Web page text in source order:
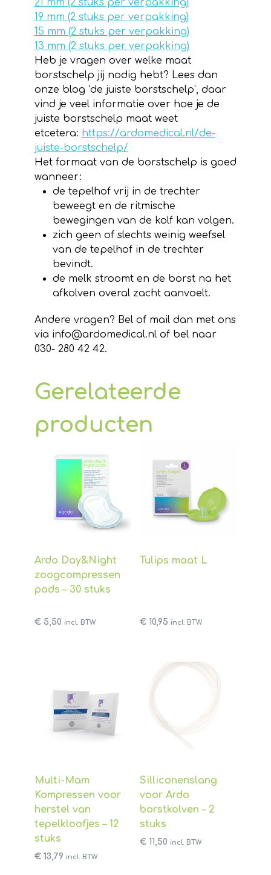
21 mm (2 stuks per verpakking)
19 mm (2 stuks per verpakking)
15 mm (2 stuks per verpakking)
13 mm (2 stuks per verpakking)
Heb je vragen over welke maat
borstschelp jij nodig hebt? Lees dan
onze blog ‘de juiste borstschelp’, daar
vind je veel informatie over hoe je de
juiste borstschelp maat weet
etcetera: https://ardomedical.nl/de-
juiste-borstschelp/
Het formaat van de borstschelp is goed
wanneer:
de tepelhof vrij in de trechter
beweegt en de ritmische
bewegingen van de kolf kan volgen.
zich geen of slechts weinig weefsel
van de tepelhof in de trechter
bevindt.
de melk stroomt en de borst na het
afkolven overal zacht aanvoelt.
Andere vragen? Bel of mail dan met ons
via info@ardomedical.nl of bel naar
030- 280 42 42.
Gerelateerde
producten
Ardo Day&Night
zoogcompressen
pads – 30 stuks
€5,50 incl. BTW
Tulips maat L
€10,95 incl. BTW
Multi-Mam
Kompressen voor
herstel van
tepelkloofjes – 12
stuks
€13,79 incl. BTW
Silliconenslang
voor Ardo
borstkolven – 2
stuks
€11,50 incl. BTW